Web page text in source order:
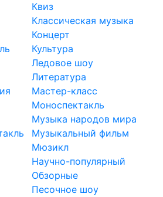
Квиз
Классическая музыка
Концерт
Культура
Ледовое шоу
Литература
Мастер-класс
Моноспектакль
Музыка народов мира
Музыкальный фильм
Мюзикл
Научно-популярный
Обзорные
Песочное шоу